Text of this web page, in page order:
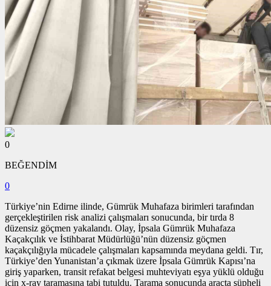
0
BEĞENDİM
0
Türkiye’nin Edirne ilinde, Gümrük Muhafaza birimleri tarafından
gerçekleştirilen risk analizi çalışmaları sonucunda, bir tırda 8
düzensiz göçmen yakalandı. Olay, İpsala Gümrük Muhafaza
Kaçakçılık ve İstihbarat Müdürlüğü’nün düzensiz göçmen
kaçakçılığıyla mücadele çalışmaları kapsamında meydana geldi. Tır,
Türkiye’den Yunanistan’a çıkmak üzere İpsala Gümrük Kapısı’na
giriş yaparken, transit refakat belgesi muhteviyatı eşya yüklü olduğu
için x-ray taramasına tabi tutuldu. Tarama sonucunda araçta şüpheli